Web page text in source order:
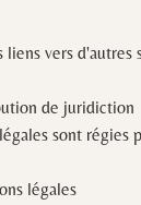
vers
de juridiction
sont
légales